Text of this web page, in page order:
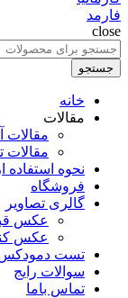
close
جستجو
برای
:
جستجو
خانه
مقالات
نحوه
فروشگاه
گالری تصاویر
عکس
عکس
تست
سوالات رایج
تماس باما